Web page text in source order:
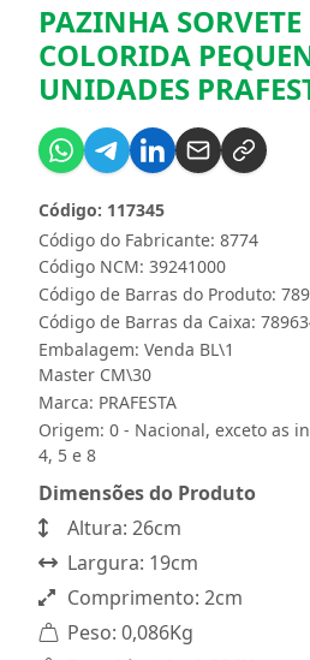
PAZINHA
COLORIDA
UNIDADES
Código do Fabricante: 8774
Código: 117345
Código NCM: 39241000
Código de Barras do Produto:
Código de Barras da Caixa:
Embalagem: Venda BL\1
Master CM\30
Marca: PRAFESTA
Origem: 0 - Nacional, exceto as
4, 5 e 8
Dimensões do Produto
Altura: 26cm
Largura: 19cm
Comprimento: 2cm
Peso: 0,086Kg